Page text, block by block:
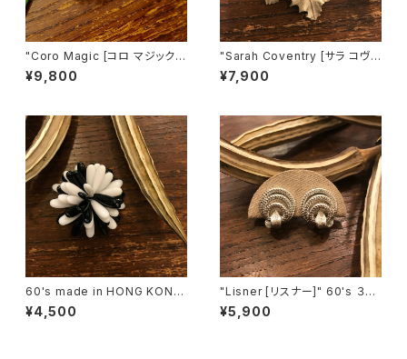
"Coro Magic [コロ マジック]"
60's NY買い付け 可憐な白い
花束のような磁石留めヴィンテ
¥9,800
"Sarah Coventry [サラ コヴェ
ントリー]" 1966年『BIT O' Fa
ntasy』ヴィンテージブローチ
¥7,900
60's made in HONG KONG
Black & White Flower Motif
ヴィンテージブローチ [BV-40
¥4,500
"Lisner [リスナー]" 60's ３つ
の輪を葉っぱで結んだようなヴ
¥5,900